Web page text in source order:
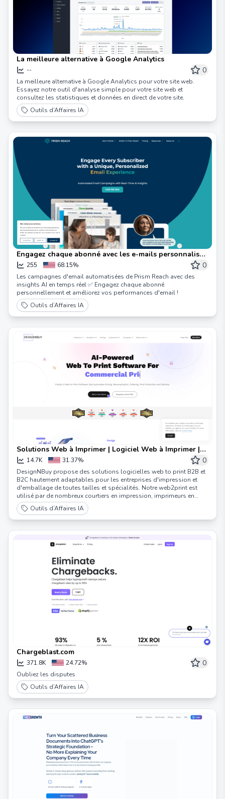
La meilleure alternative à Google Analytics
-- 0
La meilleure alternative à Google Analytics pour votre site web.
Essayez notre outil d'analyse simple pour votre site web et
consultez les statistiques et données en direct de votre site.
Outils d’Affaires IA
Engagez chaque abonné avec les e-mails personnalisés
de Prism Reach.
255 68.15% 0
Les campagnes d'email automatisées de Prism Reach avec des
insights AI en temps réel ✅ Engagez chaque abonné
personnellement et améliorez vos performances d'email !
Outils d’Affaires IA
Solutions Web à Imprimer | Logiciel Web à Imprimer |
Web2Impression | W2P
14.7K 31.37% 0
DesignNBuy propose des solutions logicielles web to print B2B et
B2C hautement adaptables pour les entreprises d'impression et
d'emballage de toutes tailles et spécialités. Notre web2print est
utilisé par de nombreux courtiers en impression, imprimeurs en
gros, revendeurs d'impression, agences immobilières et agences de
marketing prospères.
Outils d’Affaires IA
Chargeblast.com
371.8K 24.72% 0
Oubliez les disputes
Outils d’Affaires IA